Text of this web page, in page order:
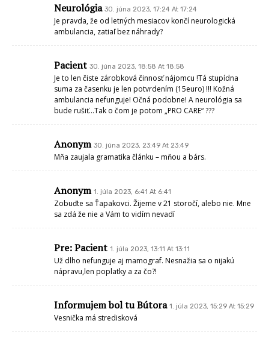
Neurológia 30. júna 2023, 17:24 At 17:24
Je pravda, že od letných mesiacov končí neurologická
ambulancia, zatiaľ bez náhrady?
Pacient 30. júna 2023, 18:58 At 18:58
Je to len čiste zárobková činnosť nájomcu !Tá stupídna
suma za časenku je len potvrdením (15euro) !!! Kožná
ambulancia nefunguje! Očná podobne! A neurológia sa
bude rušiť…Tak o čom je potom „PRO CARE“ ???
Anonym 30. júna 2023, 23:49 At 23:49
Mňa zaujala gramatika článku – mňou a bárs.
Anonym 1. júla 2023, 6:41 At 6:41
Zobuďte sa Ťapakovci. Žijeme v 21 storočí, alebo nie. Mne
sa zdá že nie a Vám to vidím nevadí
Pre: Pacient 1. júla 2023, 13:11 At 13:11
Už dlho nefunguje aj mamograf. Nesnažia sa o nijakú
nápravu,len poplatky a za čo?!
Informujem bol tu Bútora 1. júla 2023, 15:29 At 15:29
Vesnička má stredisková